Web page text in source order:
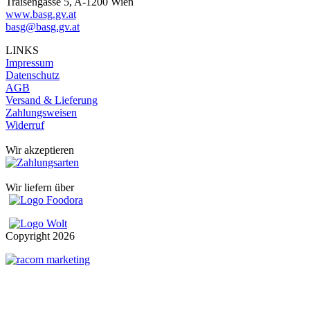
www.basg.gv.at
basg@basg.gv.at
LINKS
Impressum
Datenschutz
AGB
Versand & Lieferung
Zahlungsweisen
Widerruf
Wir akzeptieren
Wir liefern über
Copyright 2026